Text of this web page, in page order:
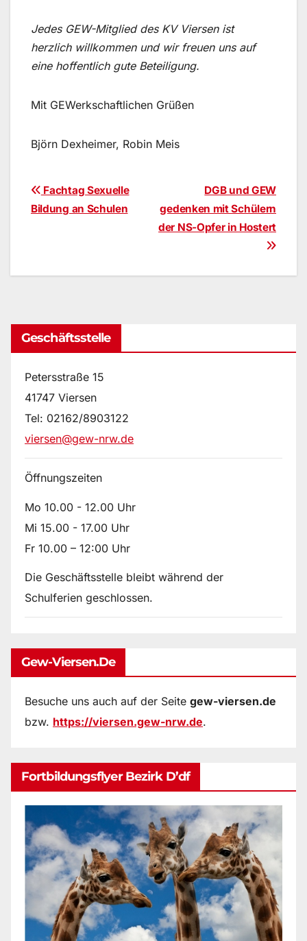
Jedes GEW-Mitglied des KV Viersen ist
herzlich willkommen und wir freuen uns auf
eine hoffentlich gute Beteiligung.
Mit GEWerkschaftlichen Grüßen
Björn Dexheimer, Robin Meis
BeitragsnavigationDGB und GEW
gedenken mit Schülern
der NS-Opfer in Hostert
Fachtag Sexuelle
Bildung an Schulen
Geschäftsstelle
Petersstraße 15
41747 Viersen
Tel: 02162/8903122
viersen@gew-nrw.de
Öffnungszeiten
Mo 10.00 - 12.00 Uhr
Mi 15.00 - 17.00 Uhr
Fr 10.00 – 12:00 Uhr
Die Geschäftsstelle bleibt während der
Schulferien geschlossen.
Gew-Viersen.de
Besuche uns auch auf der Seite gew-viersen.de
bzw. https://viersen.gew-nrw.de.
Fortbildungsflyer Bezirk D’df